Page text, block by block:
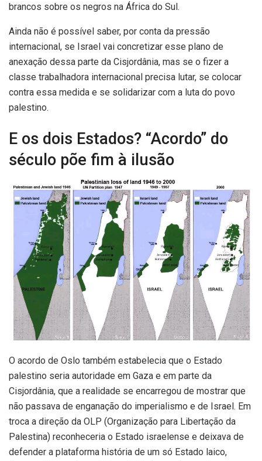
brancos sobre os negros na África do Sul.
Ainda não é possível saber, por conta da pressão
internacional, se Israel vai concretizar esse plano de
anexação dessa parte da Cisjordânia, mas se o fizer a
classe trabalhadora internacional precisa lutar, se colocar
contra essa medida e se solidarizar com a luta do povo
palestino.
E os dois Estados? “Acordo” do
século põe fim à ilusão
O acordo de Oslo também estabelecia que o Estado
palestino seria autoridade em Gaza e em parte da
Cisjordânia, que a realidade se encarregou de mostrar que
não passava de enganação do imperialismo e de Israel. Em
troca a direção da OLP (Organização para Libertação da
Palestina) reconheceria o Estado israelense e deixava de
defender a plataforma história de um só Estado laico,